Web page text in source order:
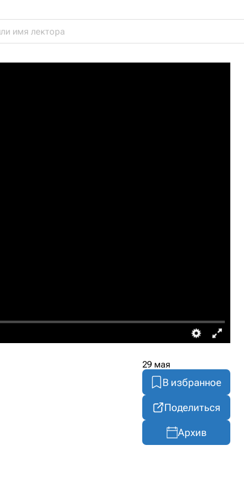
29 мая
В избранное
Поделиться
Архив